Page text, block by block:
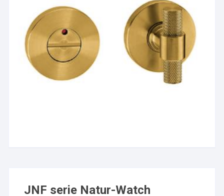
JNF serie Natur-Watch